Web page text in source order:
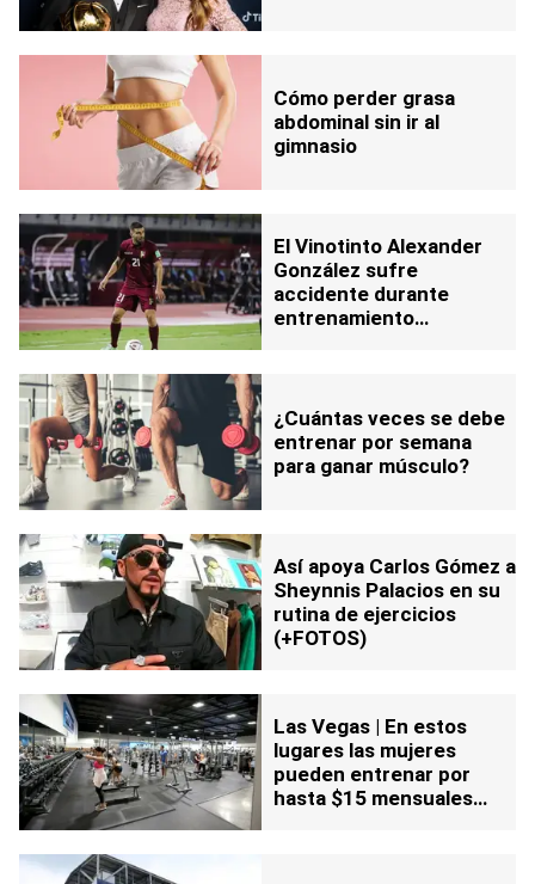
Cómo perder grasa
abdominal sin ir al
gimnasio
El Vinotinto Alexander
González sufre
accidente durante
entrenamiento
¿Cuántas veces se debe
entrenar por semana
para ganar músculo?
Así apoya Carlos Gómez a
Sheynnis Palacios en su
rutina de ejercicios
(+FOTOS)
Las Vegas | En estos
lugares las mujeres
pueden entrenar por
hasta $15 mensuales